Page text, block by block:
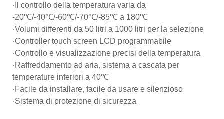
·Il controllo della temperatura varia da
-20℃/-40℃/-60℃/-70℃/-85℃ a 180℃
·Volumi differenti da 50 litri a 1000 litri per la selezione
·Controller touch screen LCD programmabile
·Controllo e visualizzazione precisi della temperatura
·Raffreddamento ad aria, sistema a cascata per
temperature inferiori a 40℃
·Facile da installare, facile da usare e silenzioso
·Sistema di protezione di sicurezza